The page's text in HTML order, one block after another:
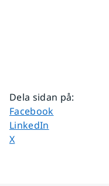
Dela sidan på:
Dela sidan på
Facebook
Dela sidan på
LinkedIn
Dela sidan på
X